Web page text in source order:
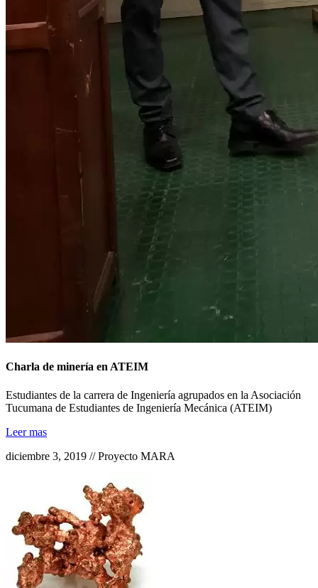
Charla de minería en ATEIM
Estudiantes de la carrera de Ingeniería agrupados en la Asociación
Tucumana de Estudiantes de Ingeniería Mecánica (ATEIM)
Leer mas
diciembre 3, 2019 // Proyecto MARA